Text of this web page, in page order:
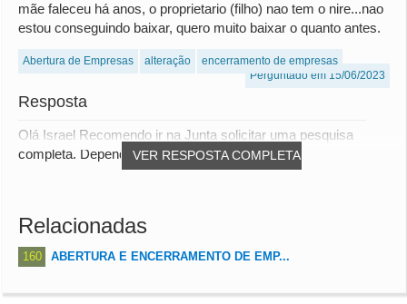
mãe faleceu há anos, o proprietario (filho) nao tem o nire...nao
estou conseguindo baixar, quero muito baixar o quanto antes.
Abertura de Empresas alteração
encerramento de empresas
Perguntado em 15/06/2023
Resposta
VER RESPOSTA COMPLETA
Olá Israel Recomendo ir na Junta solicitar uma pesquisa
completa. Dependendo da junta, o serviço pod...
Relacionadas
160 ABERTURA E ENCERRAMENTO DE EMP...